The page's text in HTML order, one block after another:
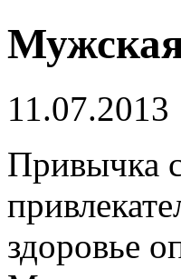
Мужская
11.07.2013
Привычка
здоровье